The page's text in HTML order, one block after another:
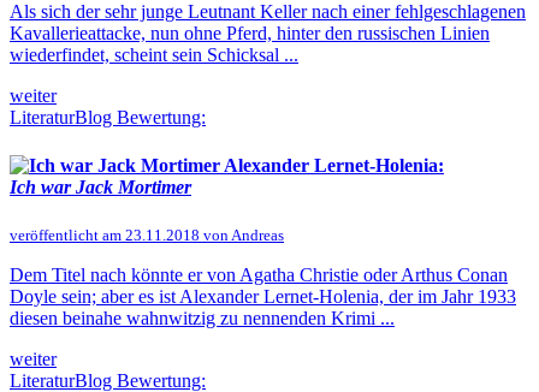
Als sich der sehr junge Leutnant Keller nach einer fehlgeschlagenen
Kavallerieattacke, nun ohne Pferd, hinter den russischen Linien
wiederfindet, scheint sein Schicksal ...
weiter
LiteraturBlog Bewertung:
Alexander Lernet-Holenia:
Ich war Jack Mortimer
veröffentlicht am 23.11.2018 von Andreas
Dem Titel nach könnte er von Agatha Christie oder Arthus Conan
Doyle sein; aber es ist Alexander Lernet-Holenia, der im Jahr 1933
diesen beinahe wahnwitzig zu nennenden Krimi ...
weiter
LiteraturBlog Bewertung: